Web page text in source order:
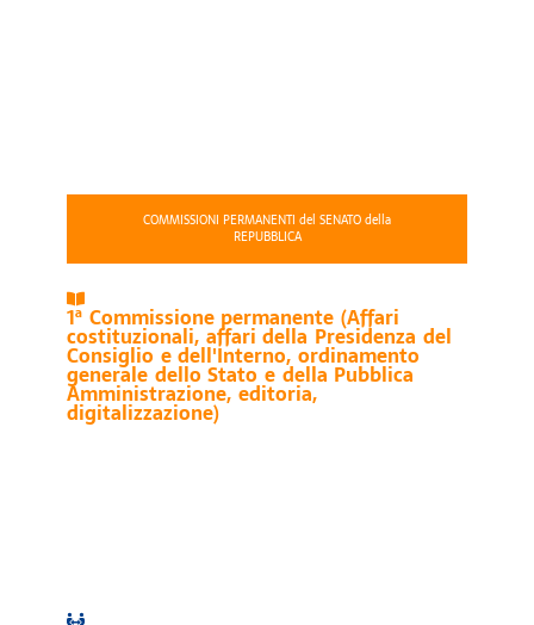
COMMISSIONI PERMANENTI del SENATO della
REPUBBLICA
1ª Commissione permanente (Affari
costituzionali, affari della Presidenza del
Consiglio e dell'Interno, ordinamento
generale dello Stato e della Pubblica
Amministrazione, editoria,
digitalizzazione)